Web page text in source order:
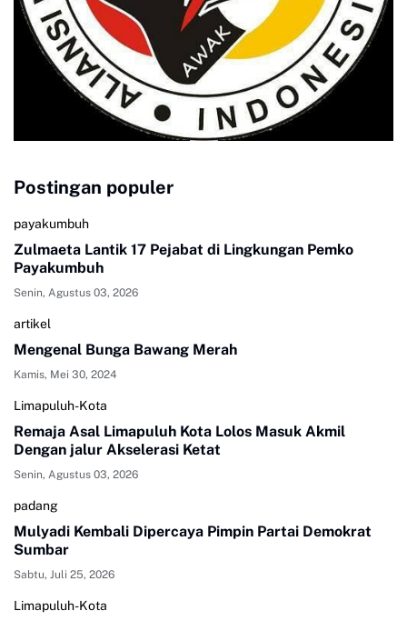
Postingan populer
payakumbuh
Zulmaeta Lantik 17 Pejabat di Lingkungan Pemko
Payakumbuh
Senin, Agustus 03, 2026
artikel
Mengenal Bunga Bawang Merah
Kamis, Mei 30, 2024
Limapuluh-Kota
Remaja Asal Limapuluh Kota Lolos Masuk Akmil
Dengan jalur Akselerasi Ketat
Senin, Agustus 03, 2026
padang
Mulyadi Kembali Dipercaya Pimpin Partai Demokrat
Sumbar
Sabtu, Juli 25, 2026
Limapuluh-Kota